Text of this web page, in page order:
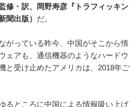
修・訳、岡野寿彦『トラフィッキン
出版） だ。
がっている昨今、中国がそこから情
ェアも、通信機器のようなハードウ
と受け止めたアメリカは、2018年ご
るところに中国による情報吸い上げ